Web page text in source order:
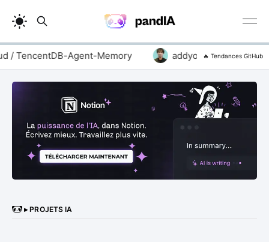
/ TencentDB-Agent-Memory addyosmani / agent-
🔥 Tendances GitHub
▸ PROJETS IA